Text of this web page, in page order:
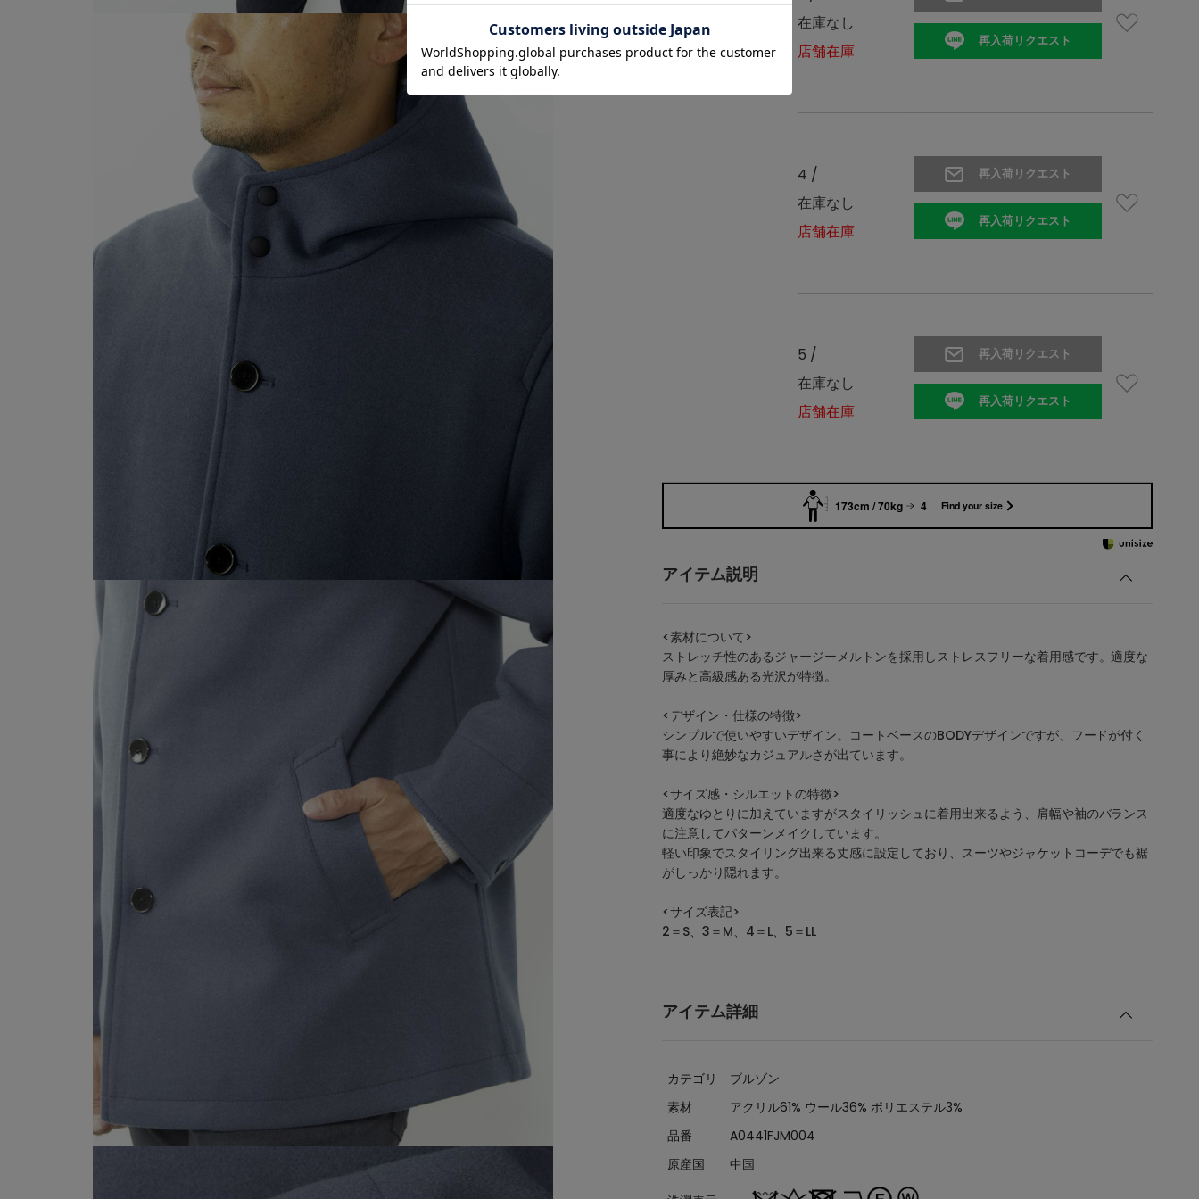
在庫なし
店舗在庫
再入荷リクエスト
4 /
在庫なし
店舗在庫
再入荷リクエスト
再入荷リクエスト
5 /
在庫なし
店舗在庫
再入荷リクエスト
再入荷リクエスト
173cm / 70kg 4 Find your size
アイテム説明
<素材について>
ストレッチ性のあるジャージーメルトンを採用しストレスフリーな着用感です。適度な
厚みと高級感ある光沢が特徴。
<デザイン・仕様の特徴>
シンプルで使いやすいデザイン。コートベースのBODYデザインですが、フードが付く
事により絶妙なカジュアルさが出ています。
<サイズ感・シルエットの特徴>
適度なゆとりに加えていますがスタイリッシュに着用出来るよう、肩幅や袖のバランス
に注意してパターンメイクしています。
軽い印象でスタイリング出来る丈感に設定しており、スーツやジャケットコーデでも裾
がしっかり隠れます。
<サイズ表記>
2＝S、3＝M、4＝L、5＝LL
アイテム詳細
カテゴリ
ブルゾン
素材
アクリル61% ウール36% ポリエステル3%
品番
A0441FJM004
原産国
中国